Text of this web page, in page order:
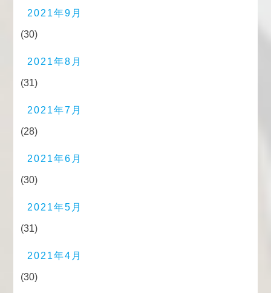
2021年9月
(30)
2021年8月
(31)
2021年7月
(28)
2021年6月
(30)
2021年5月
(31)
2021年4月
(30)